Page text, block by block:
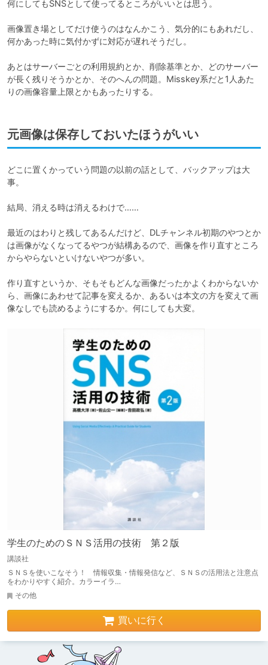
何にしてもSNSとして使ってるところがいいとは思う。
画像置き場としてだけ使うのはなんかこう、気分的にもあれだし、
何かあった時に気付かずに対応が遅れそうだし。
あとはサーバーごとの利用規約とか、削除基準とか、どのサーバー
が長く残りそうかとか、そのへんの問題。Misskey系だと1人あた
りの画像容量上限とかもあったりする。
元画像は保存しておいたほうがいい
どこに置くかっていう問題の以前の話として、バックアップは大
事。
結局、消える時は消えるわけで……
最近のはわりと残してあるんだけど、DLチャンネル初期のやつとか
は画像がなくなってるやつが結構あるので、画像を作り直すところ
からやらないといけないやつが多い。
作り直すというか、そもそもどんな画像だったかよくわからないか
ら、画像にあわせて記事を変えるか、あるいは本文の方を変えて画
像なしでも読めるようにするか。何にしても大変。
学生のためのＳＮＳ活用の技術 第２版
講談社
ＳＮＳを使いこなそう！ 情報収集・情報発信など、ＳＮＳの活用法と注意点
をわかりやすく紹介。カラーイラ…
その他
買いに行く